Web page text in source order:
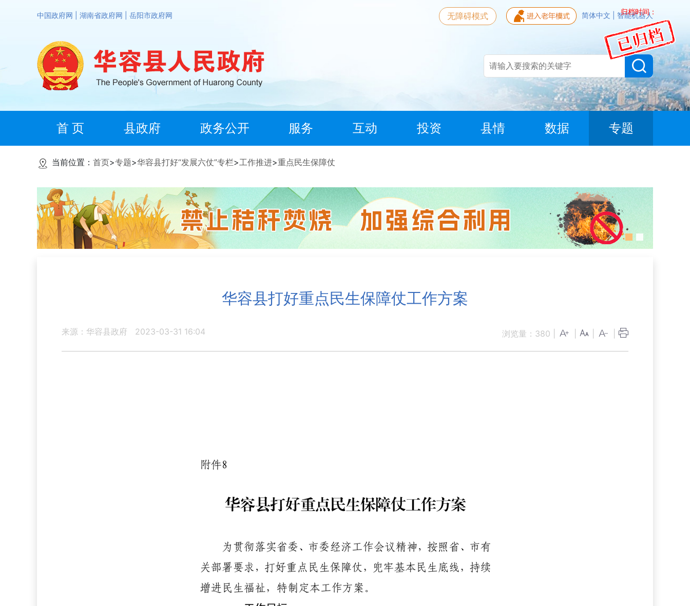
归档时间：
中国政府网 湖南省政府网 岳阳市政府网 简体中文 智能机器人
无障碍模式
首 页 县政府 政务公开 服务 互动 投资 县情 数据 专题
当前位置： 首页>专题>华容县打好“发展六仗”专栏>工作推进>重点民生保障仗
华容县打好重点民生保障仗工作方案
来源：华容县政府 2023-03-31 16:04 浏览量： 380